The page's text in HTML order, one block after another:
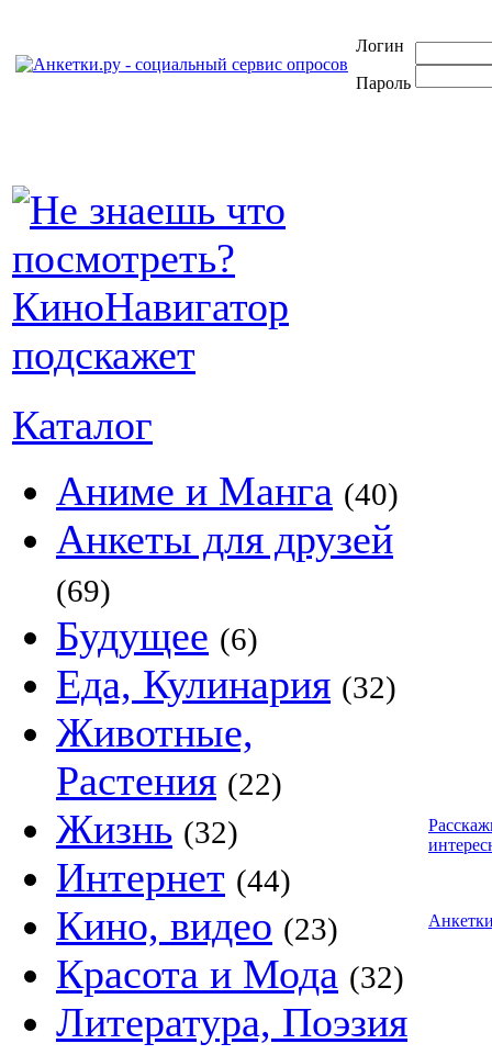
Логин
Пароль
Каталог
Аниме и Манга (40)
Анкеты для друзей
(69)
Будущее (6)
Еда, Кулинария (32)
Животные,
Растения (22)
Жизнь (32)
Интернет (44)
Кино, видео (23)
Красота и Мода (32)
Литература, Поэзия